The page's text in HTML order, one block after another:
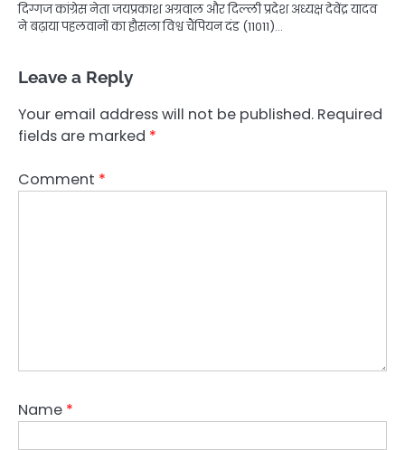
दिग्गज कांग्रेस नेता जयप्रकाश अग्रवाल और दिल्ली प्रदेश अध्यक्ष देवेंद्र यादव
ने बढ़ाया पहलवानों का हौसला विश्व चैंपियन दंड (11011)…
Leave a Reply
Your email address will not be published. Required
fields are marked *
Comment *
Name *